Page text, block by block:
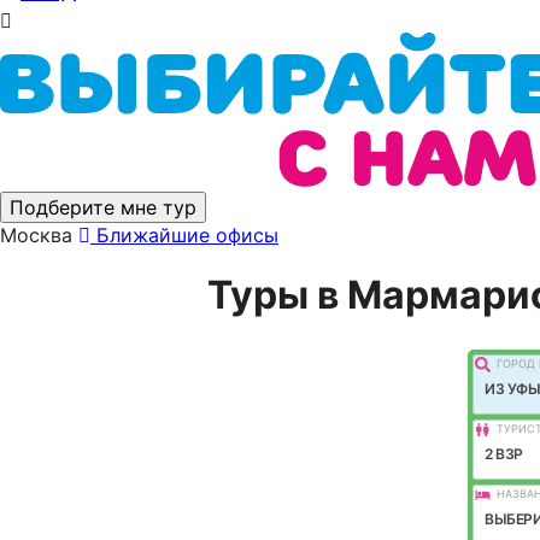
Подберите мне тур
Москва
Ближайшие офисы
Туры в
ГОРОД
ИЗ УФЫ
2 ВЗР